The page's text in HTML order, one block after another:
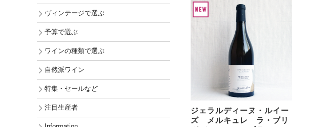
ジェラルディーヌ・ルイー
ズ メルキュレ ラ・ブリ
ヴィンテージで選ぶ
予算で選ぶ
ワインの種類で選ぶ
自然派ワイン
特集・セールなど
注目生産者